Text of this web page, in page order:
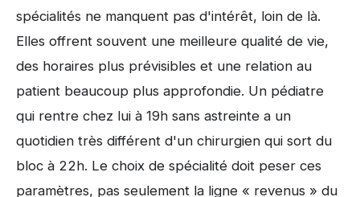
spécialités ne manquent pas d'intérêt, loin de là.
Elles offrent souvent une meilleure qualité de vie,
des horaires plus prévisibles et une relation au
patient beaucoup plus approfondie. Un pédiatre
qui rentre chez lui à 19h sans astreinte a un
quotidien très différent d'un chirurgien qui sort du
bloc à 22h. Le choix de spécialité doit peser ces
paramètres, pas seulement la ligne « revenus » du